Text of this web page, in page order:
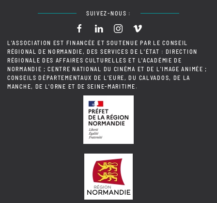
SUIVEZ-NOUS :
L'ASSOCIATION EST FINANCÉE ET SOUTENUE PAR LE CONSEIL
RÉGIONAL DE NORMANDIE, DES SERVICES DE L'ÉTAT : DIRECTION
RÉGIONALE DES AFFAIRES CULTURELLES ET L'ACADÉMIE DE
NORMANDIE ; CENTRE NATIONAL DU CINÉMA ET DE L'IMAGE ANIMÉE ;
CONSEILS DÉPARTEMENTAUX DE L'EURE, DU CALVADOS, DE LA
MANCHE, DE L'ORNE ET DE SEINE-MARITIME.